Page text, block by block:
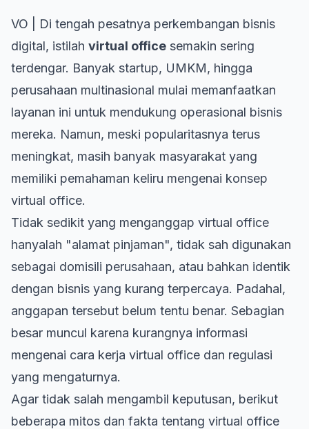
VO | Di tengah pesatnya perkembangan bisnis
digital, istilah virtual office semakin sering
terdengar. Banyak startup, UMKM, hingga
perusahaan multinasional mulai memanfaatkan
layanan ini untuk mendukung operasional bisnis
mereka. Namun, meski popularitasnya terus
meningkat, masih banyak masyarakat yang
memiliki pemahaman keliru mengenai konsep
virtual office.
Tidak sedikit yang menganggap virtual office
hanyalah "alamat pinjaman", tidak sah digunakan
sebagai domisili perusahaan, atau bahkan identik
dengan bisnis yang kurang terpercaya. Padahal,
anggapan tersebut belum tentu benar. Sebagian
besar muncul karena kurangnya informasi
mengenai cara kerja virtual office dan regulasi
yang mengaturnya.
Agar tidak salah mengambil keputusan, berikut
beberapa mitos dan fakta tentang virtual office